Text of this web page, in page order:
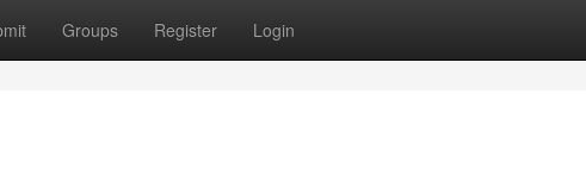
Groups Register Login